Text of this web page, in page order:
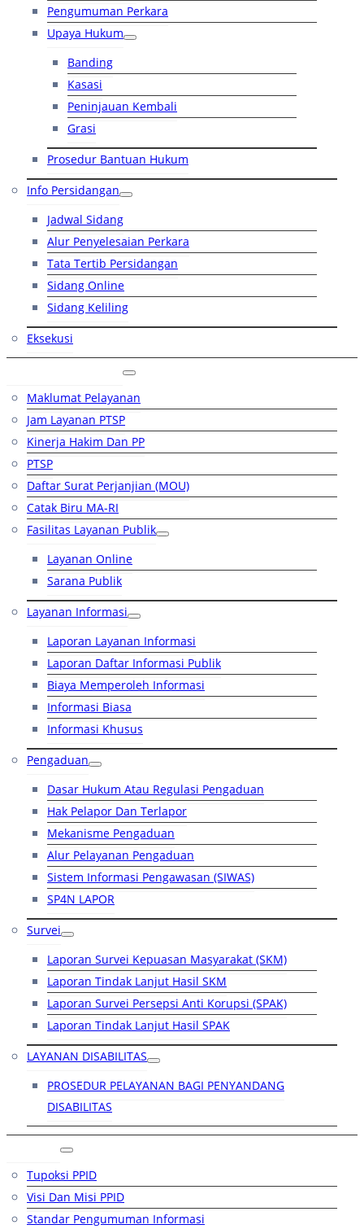
Pengumuman Perkara
Upaya Hukum
Banding
Kasasi
Peninjauan Kembali
Grasi
Prosedur Bantuan Hukum
Info Persidangan
Jadwal Sidang
Alur Penyelesaian Perkara
Tata Tertib Persidangan
Sidang Online
Sidang Keliling
Eksekusi
Maklumat Pelayanan
Jam Layanan PTSP
Kinerja Hakim Dan PP
PTSP
Daftar Surat Perjanjian (MOU)
Catak Biru MA-RI
Fasilitas Layanan Publik
Layanan Online
Sarana Publik
Layanan Informasi
Laporan Layanan Informasi
Laporan Daftar Informasi Publik
Biaya Memperoleh Informasi
Informasi Biasa
Informasi Khusus
Pengaduan
Dasar Hukum Atau Regulasi Pengaduan
Hak Pelapor Dan Terlapor
Mekanisme Pengaduan
Alur Pelayanan Pengaduan
Sistem Informasi Pengawasan (SIWAS)
SP4N LAPOR
Survei
Laporan Survei Kepuasan Masyarakat (SKM)
Laporan Tindak Lanjut Hasil SKM
Laporan Survei Persepsi Anti Korupsi (SPAK)
Laporan Tindak Lanjut Hasil SPAK
LAYANAN DISABILITAS
PROSEDUR PELAYANAN BAGI PENYANDANG
DISABILITAS
Tupoksi PPID
Visi Dan Misi PPID
Standar Pengumuman Informasi